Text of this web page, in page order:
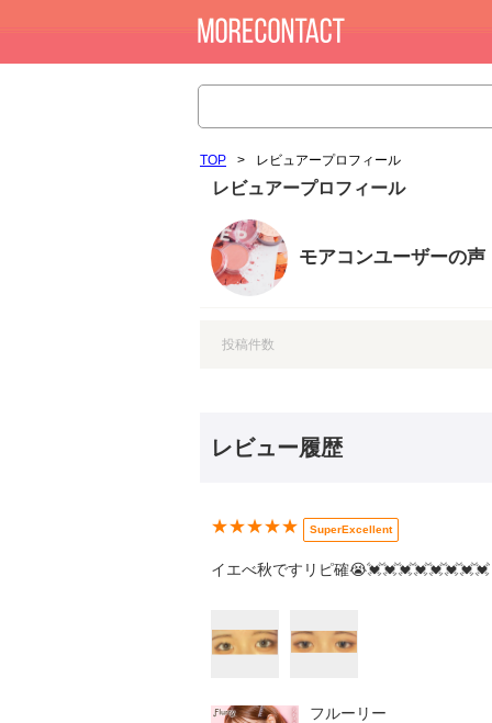
TOP > レビュアープロフィール
レビュアープロフィール
モアコンユーザーの声
投稿件数
レビュー履歴
★★★★★ SuperExcellent
イエべ秋ですリピ確😭💓💓💓💓💓💓💓💓
フルーリー